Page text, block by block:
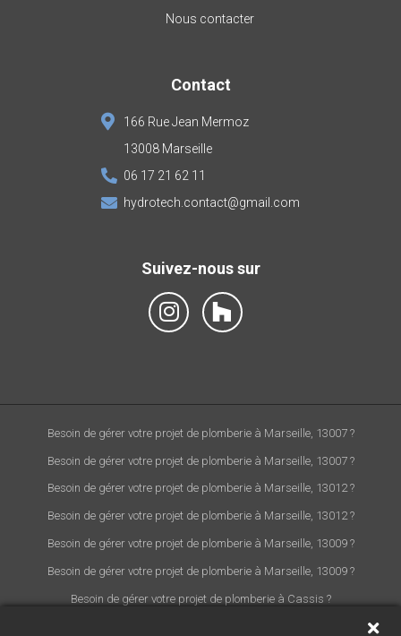
Nous contacter
Contact
166 Rue Jean Mermoz
13008 Marseille
06 17 21 62 11
hydrotech.contact@gmail.com
Suivez-nous sur
Besoin de gérer votre projet de plomberie à Marseille, 13007 ?
Besoin de gérer votre projet de plomberie à Marseille, 13007 ?
Besoin de gérer votre projet de plomberie à Marseille, 13012 ?
Besoin de gérer votre projet de plomberie à Marseille, 13012 ?
Besoin de gérer votre projet de plomberie à Marseille, 13009 ?
Besoin de gérer votre projet de plomberie à Marseille, 13009 ?
Besoin de gérer votre projet de plomberie à Cassis ?